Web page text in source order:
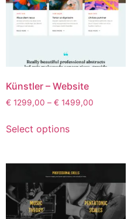
Künstler – Website
€ 1299,00 – € 1499,00
Select options